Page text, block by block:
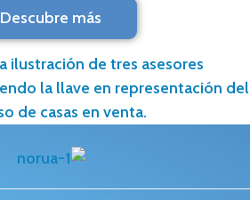
Descubre más